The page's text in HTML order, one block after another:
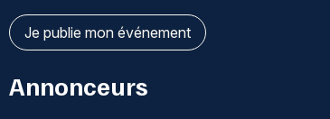
Je publie mon événement
Annonceurs